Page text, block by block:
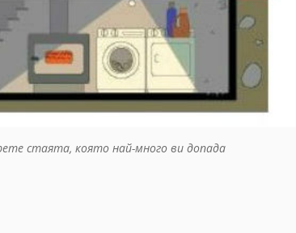
стаята, която най-много ви допада